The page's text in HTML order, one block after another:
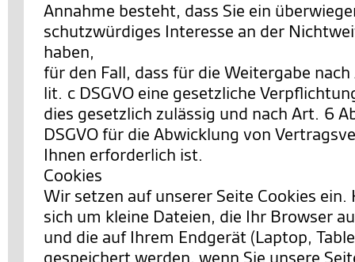
Annahme besteht, dass Sie ein
schutzwürdiges Interesse an der
haben,
für den Fall, dass für die Weitergabe nach
lit. c DSGVO eine gesetzliche
dies gesetzlich zulässig und nach Art. 6
DSGVO für die Abwicklung von
Ihnen erforderlich ist.
Cookies
Wir setzen auf unserer Seite Cookies ein.
sich um kleine Dateien, die Ihr Browser
und die auf Ihrem Endgerät (Laptop,
gespeichert werden, wenn Sie unsere